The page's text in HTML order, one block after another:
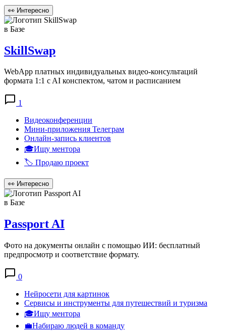
👀 Интересно
в Базе
SkillSwap
WebApp платных индивидуальных видео-консультаций
формата 1:1 c AI конспектом, чатом и расписанием
1
Видеоконференции
Мини-приложения Телеграм
Онлайн-запись клиентов
🎓Ищу ментора
🏷️ Продаю проект
👀 Интересно
в Базе
Passport AI
Фото на документы онлайн с помощью ИИ: бесплатный
предпросмотр и соответствие формату.
0
Нейросети для картинок
Сервисы и инструменты для путешествий и туризма
🎓Ищу ментора
💼Набираю людей в команду